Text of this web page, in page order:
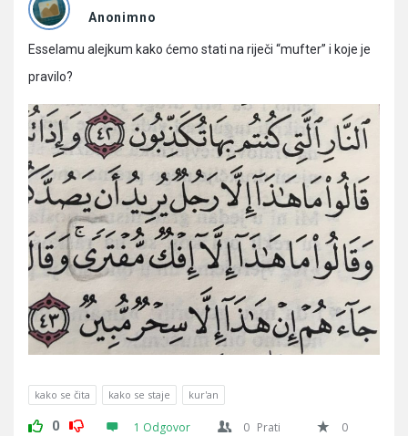
Pitanja
Anonimno
Esselamu alejkum kako ćemo stati na riječi “mufter” i koje je
pravilo?
kako se čita kako se staje kur'an
0 1 Odgovor 0 Prati
0